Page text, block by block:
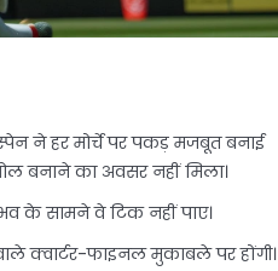
ने हर मोर्चे पर पकड़ मजबूत बनाई
बनाने का अवसर नहीं मिला।
के सामने वे टिक नहीं पाए।
क्वार्टर-फाइनल मुकाबले पर होंगी।